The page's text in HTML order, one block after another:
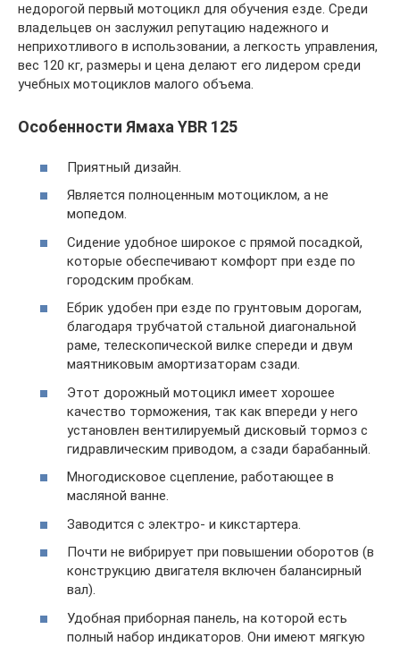
недорогой первый мотоцикл для обучения езде. Среди
владельцев он заслужил репутацию надежного и
неприхотливого в использовании, а легкость управления,
вес 120 кг, размеры и цена делают его лидером среди
учебных мотоциклов малого объема.
Особенности Ямаха YBR 125
Приятный дизайн.
Является полноценным мотоциклом, а не
мопедом.
Сидение удобное широкое с прямой посадкой,
которые обеспечивают комфорт при езде по
городским пробкам.
Ебрик удобен при езде по грунтовым дорогам,
благодаря трубчатой стальной диагональной
раме, телескопической вилке спереди и двум
маятниковым амортизаторам сзади.
Этот дорожный мотоцикл имеет хорошее
качество торможения, так как впереди у него
установлен вентилируемый дисковый тормоз с
гидравлическим приводом, а сзади барабанный.
Многодисковое сцепление, работающее в
масляной ванне.
Заводится с электро- и кикстартера.
Почти не вибрирует при повышении оборотов (в
конструкцию двигателя включен балансирный
вал).
Удобная приборная панель, на которой есть
полный набор индикаторов. Они имеют мягкую